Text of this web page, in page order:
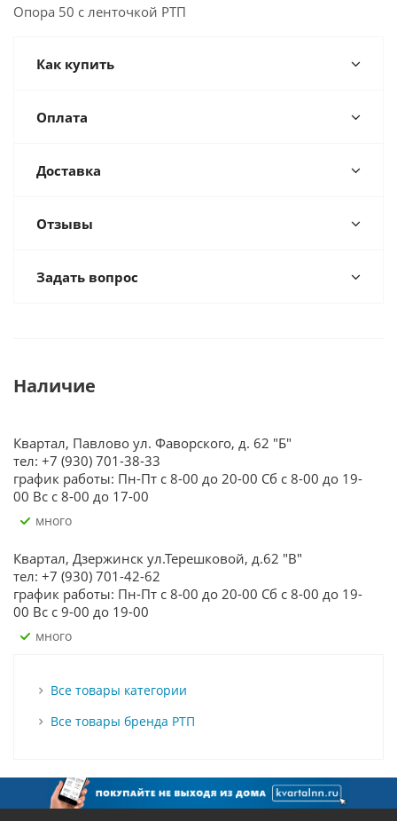
Опора 50 с ленточкой РТП
Как купить
Оплата
Доставка
Отзывы
Задать вопрос
Наличие
Квартал, Павлово ул. Фаворского, д. 62 "Б"
тел: +7 (930) 701-38-33
график работы: Пн-Пт с 8-00 до 20-00 Сб с 8-00 до 19-
00 Вс с 8-00 до 17-00
Много
Квартал, Дзержинск ул.Терешковой, д.62 "В"
тел: +7 (930) 701-42-62
график работы: Пн-Пт с 8-00 до 20-00 Сб с 8-00 до 19-
00 Вс с 9-00 до 19-00
Много
Все товары категории
Все товары бренда РТП